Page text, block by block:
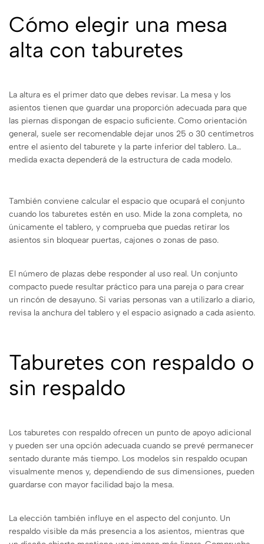
Cómo elegir una mesa
alta con taburetes
La altura es el primer dato que debes revisar. La mesa y los
asientos tienen que guardar una proporción adecuada para que
las piernas dispongan de espacio suficiente. Como orientación
general, suele ser recomendable dejar unos 25 o 30 centímetros
entre el asiento del taburete y la parte inferior del tablero. La
medida exacta dependerá de la estructura de cada modelo.
También conviene calcular el espacio que ocupará el conjunto
cuando los taburetes estén en uso. Mide la zona completa, no
únicamente el tablero, y comprueba que puedas retirar los
asientos sin bloquear puertas, cajones o zonas de paso.
El número de plazas debe responder al uso real. Un conjunto
compacto puede resultar práctico para una pareja o para crear
un rincón de desayuno. Si varias personas van a utilizarlo a diario,
revisa la anchura del tablero y el espacio asignado a cada asiento.
Taburetes con respaldo o
sin respaldo
Los taburetes con respaldo ofrecen un punto de apoyo adicional
y pueden ser una opción adecuada cuando se prevé permanecer
sentado durante más tiempo. Los modelos sin respaldo ocupan
visualmente menos y, dependiendo de sus dimensiones, pueden
guardarse con mayor facilidad bajo la mesa.
La elección también influye en el aspecto del conjunto. Un
respaldo visible da más presencia a los asientos, mientras que